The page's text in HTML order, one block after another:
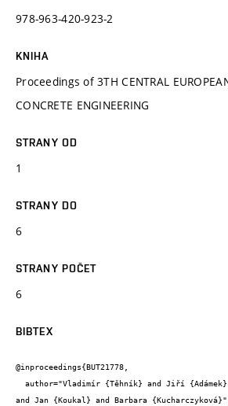
978-963-420-923-2
KNIHA
Proceedings of 3TH CENTRAL
CONCRETE ENGINEERING
STRANY OD
1
STRANY DO
6
STRANY POČET
6
BIBTEX
@inproceedings{BUT21778,
and Jan {Koukal} and Barbara {Kucharczyková}",